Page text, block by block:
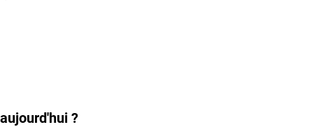
?